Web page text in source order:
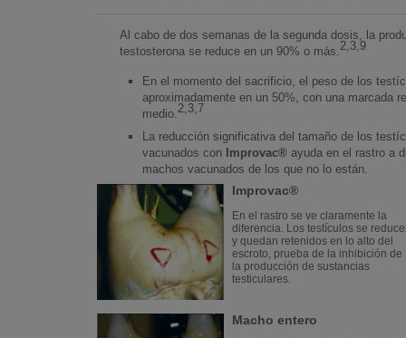
Al cabo de dos semanas de la segunda dosis, la
testosterona se reduce en un 90% o más.2,3,9
En el momento del sacrificio, el peso de los
aproximadamente en un 50%, con una marcada
medio.2,3,7
La reducción significativa del tamaño de los
vacunados con Improvac® ayuda en el rastro a
machos vacunados de los que no lo están.
Improvac®
En el rastro se ve claramente la
diferencia. Los testículos se
y quedan retenidos en lo alto del
escroto, prueba de la inhibición de
la producción de sustancias
testiculares.
Macho entero